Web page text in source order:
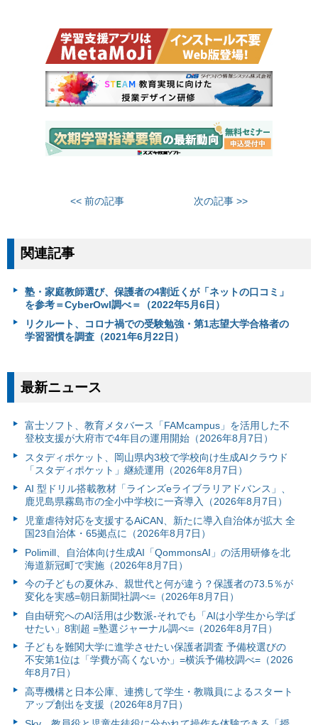
<< 前の記事 次の記事 >>
関連記事
塾・家庭教師選び、保護者の4割近くが「ネットの口コミ」
を参考＝CyberOwl調べ＝（2022年5月6日）
リクルート、コロナ禍での受験勉強・第1志望大学合格者の
学習習慣を調査（2021年6月22日）
最新ニュース
富⼠ソフト、教育メタバース「FAMcampus」を活用した不
登校支援が大府市で4年目の運用開始（2026年8月7日）
スタディポケット、岡山県内3校で学校向け生成AIクラウド
「スタディポケット」継続運用（2026年8月7日）
AI 型ドリル搭載教材「ラインズeライブラリアドバンス」、
鹿児島県霧島市の全小中学校に一斉導入（2026年8月7日）
児童虐待対応を支援するAiCAN、新たに導入自治体が拡大 全
国23自治体・65拠点に（2026年8月7日）
Polimill、自治体向け生成AI「QommonsAI」の活用研修を北
海道新冠町で実施（2026年8月7日）
今の子どもの夏休み、親世代と何が違う？保護者の73.5％が
変化を実感=朝日新聞社調べ=（2026年8月7日）
自由研究へのAI活用は少数派-それでも「AIは小学生から学ば
せたい」8割超 =塾選ジャーナル調べ=（2026年8月7日）
子どもを難関大学に進学させたい保護者調査 予備校選びの
不安第1位は「学費が高くないか」=横浜予備校調べ=（2026
年8月7日）
高専機構と日本公庫、連携して学生・教職員によるスタート
アップ創出を支援（2026年8月7日）